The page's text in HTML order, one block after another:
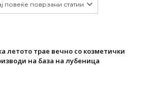
повеќе поврзани статии
летото трае вечно со козметички
на база на лубеница